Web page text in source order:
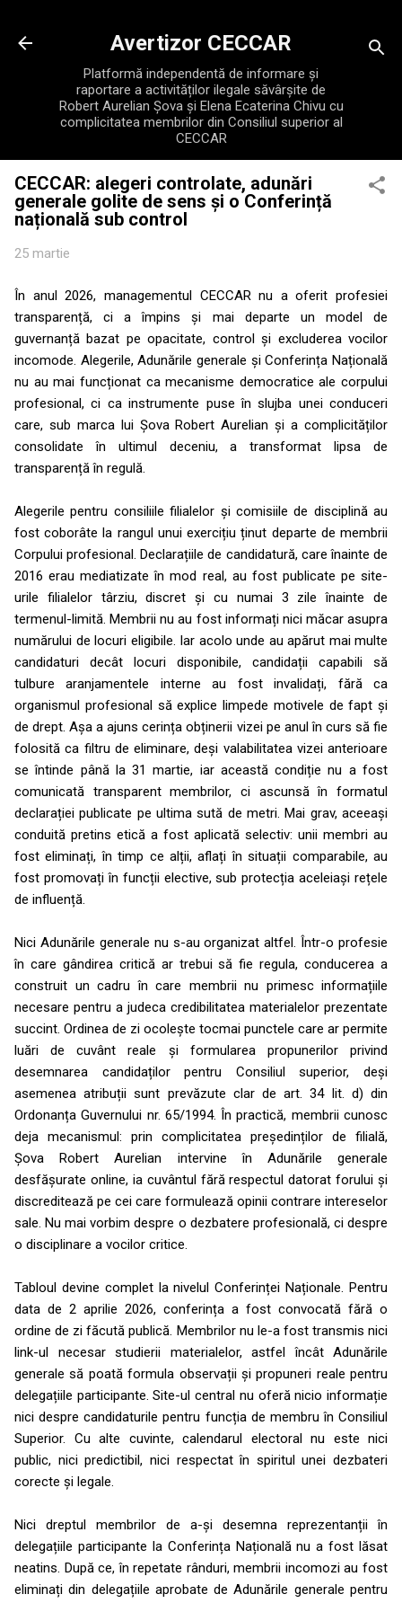
Avertizor CECCAR
Platformă independentă de informare și
raportare a activităților ilegale săvârșite de
Robert Aurelian Șova și Elena Ecaterina Chivu cu
complicitatea membrilor din Consiliul superior al
CECCAR
CECCAR: alegeri controlate, adunări
generale golite de sens și o Conferință
națională sub control
25 martie
În anul 2026, managementul CECCAR nu a oferit profesiei
transparență, ci a împins și mai departe un model de
guvernanță bazat pe opacitate, control și excluderea vocilor
incomode. Alegerile, Adunările generale și Conferința Națională
nu au mai funcționat ca mecanisme democratice ale corpului
profesional, ci ca instrumente puse în slujba unei conduceri
care, sub marca lui Șova Robert Aurelian și a complicităților
consolidate în ultimul deceniu, a transformat lipsa de
transparență în regulă.
Alegerile pentru consiliile filialelor și comisiile de disciplină au
fost coborâte la rangul unui exercițiu ținut departe de membrii
Corpului profesional. Declarațiile de candidatură, care înainte de
2016 erau mediatizate în mod real, au fost publicate pe site-
urile filialelor târziu, discret și cu numai 3 zile înainte de
termenul-limită. Membrii nu au fost informați nici măcar asupra
numărului de locuri eligibile. Iar acolo unde au apărut mai multe
candidaturi decât locuri disponibile, candidații capabili să
tulbure aranjamentele interne au fost invalidați, fără ca
organismul profesional să explice limpede motivele de fapt și
de drept. Așa a ajuns cerința obținerii vizei pe anul în curs să fie
folosită ca filtru de eliminare, deși valabilitatea vizei anterioare
se întinde până la 31 martie, iar această condiție nu a fost
comunicată transparent membrilor, ci ascunsă în formatul
declarației publicate pe ultima sută de metri. Mai grav, aceeași
conduită pretins etică a fost aplicată selectiv: unii membri au
fost eliminați, în timp ce alții, aflați în situații comparabile, au
fost promovați în funcții elective, sub protecția aceleiași rețele
de influență.
Nici Adunările generale nu s-au organizat altfel. Într-o profesie
în care gândirea critică ar trebui să fie regula, conducerea a
construit un cadru în care membrii nu primesc informațiile
necesare pentru a judeca credibilitatea materialelor prezentate
succint. Ordinea de zi ocolește tocmai punctele care ar permite
luări de cuvânt reale și formularea propunerilor privind
desemnarea candidaților pentru Consiliul superior, deși
asemenea atribuții sunt prevăzute clar de art. 34 lit. d) din
Ordonanța Guvernului nr. 65/1994. În practică, membrii cunosc
deja mecanismul: prin complicitatea președinților de filială,
Șova Robert Aurelian intervine în Adunările generale
desfășurate online, ia cuvântul fără respectul datorat forului și
discreditează pe cei care formulează opinii contrare intereselor
sale. Nu mai vorbim despre o dezbatere profesională, ci despre
o disciplinare a vocilor critice.
Tabloul devine complet la nivelul Conferinței Naționale. Pentru
data de 2 aprilie 2026, conferința a fost convocată fără o
ordine de zi făcută publică. Membrilor nu le-a fost transmis nici
link-ul necesar studierii materialelor, astfel încât Adunările
generale să poată formula observații și propuneri reale pentru
delegațiile participante. Site-ul central nu oferă nicio informație
nici despre candidaturile pentru funcția de membru în Consiliul
Superior. Cu alte cuvinte, calendarul electoral nu este nici
public, nici predictibil, nici respectat în spiritul unei dezbateri
corecte și legale.
Nici dreptul membrilor de a-și desemna reprezentanții în
delegațiile participante la Conferința Națională nu a fost lăsat
neatins. După ce, în repetate rânduri, membrii incomozi au fost
eliminați din delegațiile aprobate de Adunările generale pentru